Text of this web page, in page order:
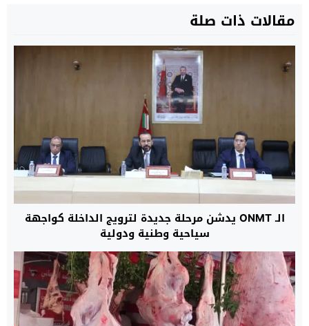
مقالات ذات صلة
الـ ONMT يدشن مرحلة جديدة لترويج الداخلة كواجهة
سياحية وطنية ودولية